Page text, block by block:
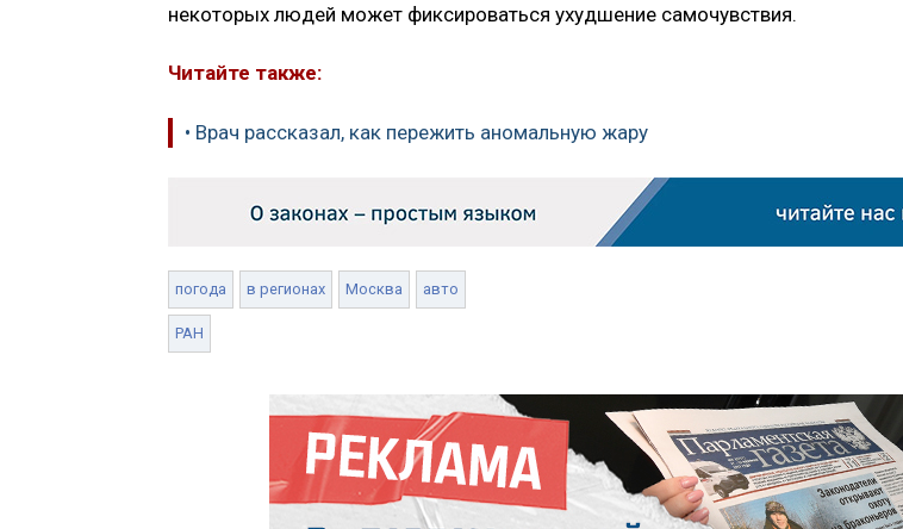
некоторых людей может фиксироваться ухудшение самочувствия.
Читайте также:
• Врач рассказал, как пережить аномальную жару
погода в регионах Москва авто
РАН